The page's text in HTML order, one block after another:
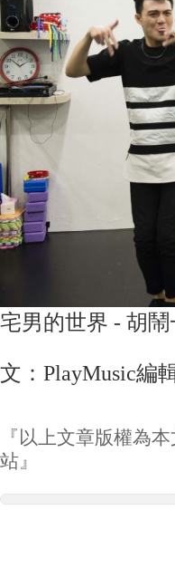
宅男的世界 - 胡鬧
文：
『以上文章版權為
站』